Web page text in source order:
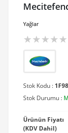
Yağlar
★★★★★
Stok Kodu :
Stok Durumu :
Ürünün Fiyatı
(KDV Dahil)